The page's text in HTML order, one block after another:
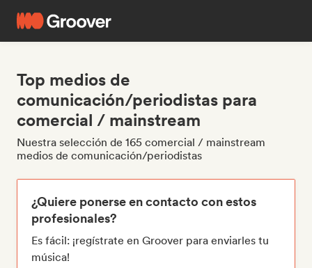
Top medios de
comunicación/periodistas para
comercial / mainstream
Nuestra selección de 165 comercial / mainstream
medios de comunicación/periodistas
¿Quiere ponerse en contacto con estos
profesionales?
Es fácil: ¡regístrate en Groover para enviarles tu
música!